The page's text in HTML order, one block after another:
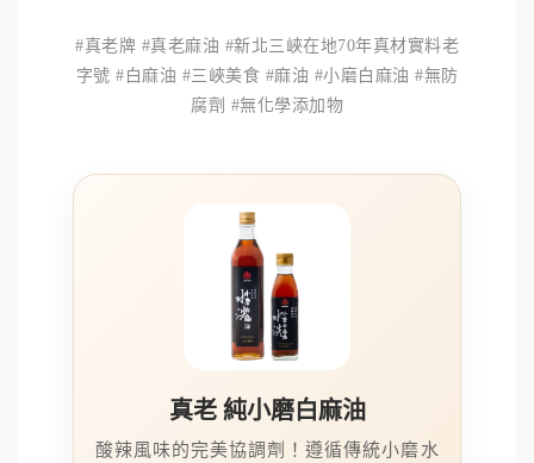
#真老牌 #真老麻油 #新北三峽在地70年真材實料老
字號 #白麻油 #三峽美食 #麻油 #小磨白麻油 #無防
腐劑 #無化學添加物
真老 純小磨白麻油
酸辣風味的完美協調劑！遵循傳統小磨水